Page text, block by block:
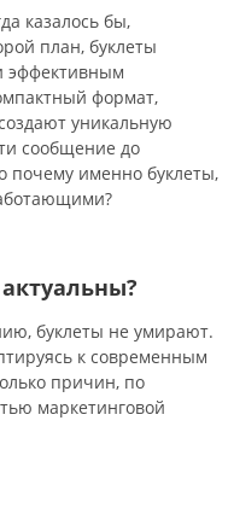
казалось бы,
план, буклеты
эффективным
формат,
уникальную
сообщение до
почему именно буклеты,
буклеты не умирают.
к современным
причин, по
маркетинговой